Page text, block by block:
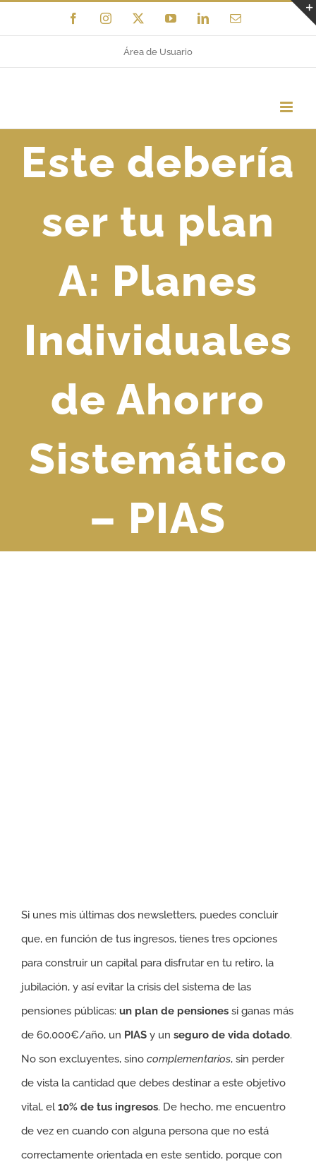
al
FacebookInstagram YouTubeLinkedInCorreo
Área de Usuario
Este debería
ser tu plan
A: Planes
Individuales
de Ahorro
Sistemático
– PIAS
Si unes mis últimas dos newsletters, puedes concluir
que, en función de tus ingresos, tienes tres opciones
para construir un capital para disfrutar en tu retiro, la
jubilación, y así evitar la crisis del sistema de las
pensiones públicas: un plan de pensiones si ganas más
de 60.000€/año, un PIAS y un seguro de vida dotado.
No son excluyentes, sino complementarios, sin perder
de vista la cantidad que debes destinar a este objetivo
vital, el10% de tus ingresos. De hecho, me encuentro
de vez en cuando con alguna persona que no está
correctamente orientada en este sentido, porque con